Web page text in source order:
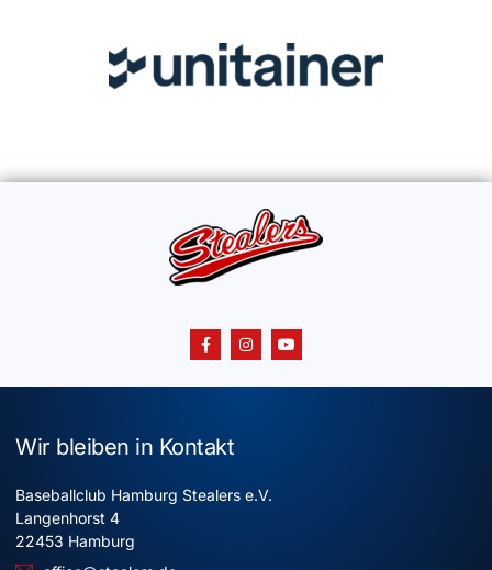
Wir bleiben in Kontakt
Baseballclub Hamburg Stealers e.V.
Langenhorst 4
22453 Hamburg